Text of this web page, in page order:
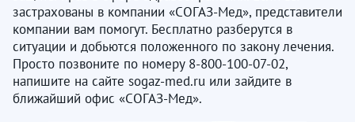
застрахованы в компании «СОГАЗ-Мед», представители
компании вам помогут. Бесплатно разберутся в
ситуации и добьются положенного по закону лечения.
Просто позвоните по номеру 8-800-100-07-02,
напишите на сайте sogaz-med.ru или зайдите в
ближайший офис «СОГАЗ-Мед».